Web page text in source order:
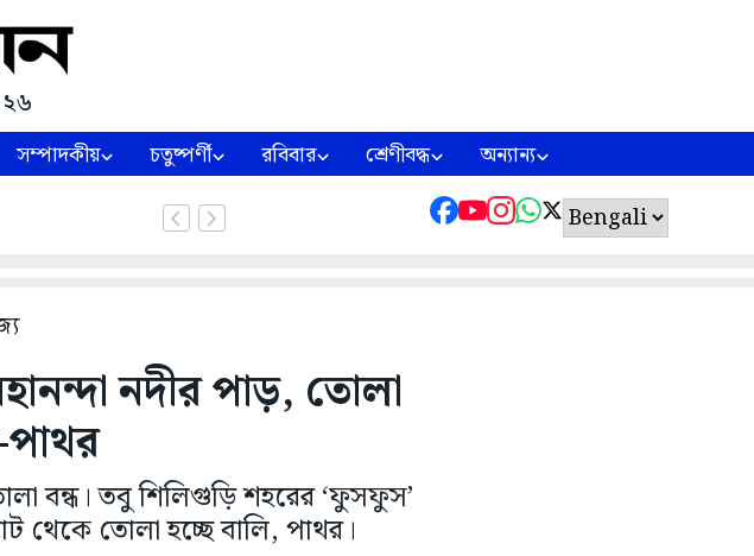
সম্পাদকীয় চতুষ্পর্ণী রবিবার শ্রেণীবদ্ধ অন্যান্য
নদীর পাড়, তোলা
বন্ধ। তবু শিলিগুড়ি শহরের ‘ফুসফুস’
থেকে তোলা হচ্ছে বালি, পাথর।